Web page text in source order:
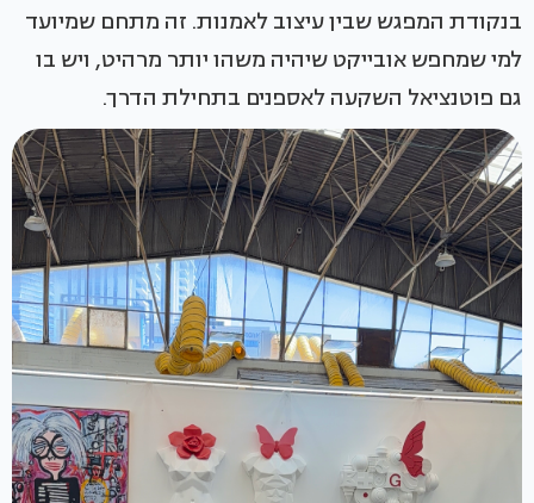
בנקודת המפגש שבין עיצוב לאמנות. זה מתחם שמיועד
למי שמחפש אובייקט שיהיה משהו יותר מרהיט, ויש בו
גם פוטנציאל השקעה לאספנים בתחילת הדרך.